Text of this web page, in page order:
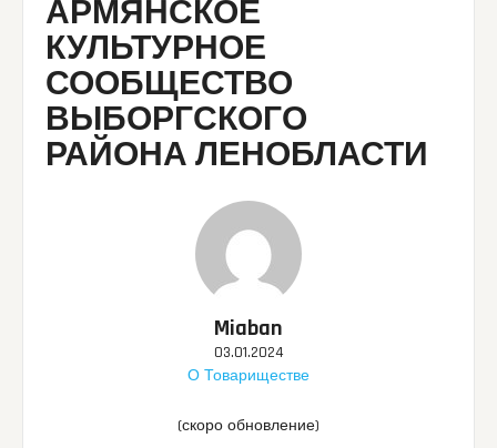
АРМЯНСКОЕ
КУЛЬТУРНОЕ
СООБЩЕСТВО
ВЫБОРГСКОГО
РАЙОНА ЛЕНОБЛАСТИ
Miaban
03.01.2024
О Товариществе
(скоро обновление)